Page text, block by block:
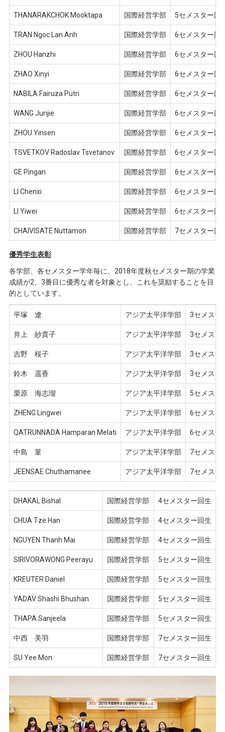
THANARAKCHOK Mooktapa 国際経営学部 5セメスター回
TRAN Ngoc Lan Anh 国際経営学部 6セメスター回
ZHOU Hanzhi 国際経営学部 6セメスター回
ZHAO Xinyi 国際経営学部 6セメスター回
NABILA Fairuza Putri 国際経営学部 6セメスター回
WANG Junjie 国際経営学部 6セメスター回
ZHOU Yinsen 国際経営学部 6セメスター回
TSVETKOV Radoslav Tsvetanov 国際経営学部 6セメスター回
GE Pingan 国際経営学部 6セメスター回
LI Chenxi 国際経営学部 6セメスター回
LI Yiwei 国際経営学部 6セメスター回
CHAIVISATE Nuttamon 国際経営学部 7セメスター回
優秀学生表彰
各学部、各セメスター学年毎に、2018年度秋セメスター期の学業
成績が2、3番目に優秀な者を対象とし、これを奨励することを目
的としています。
平塚 遼 アジア太平洋学部 3セメスタ
井上 紗貴子 アジア太平洋学部 3セメスタ
吉野 桜子 アジア太平洋学部 3セメスタ
鈴木 遥香 アジア太平洋学部 3セメスタ
栗原 海志瑠 アジア太平洋学部 5セメスタ
ZHENG Lingwei アジア太平洋学部 6セメスタ
QATRUNNADA Hamparan Melati アジア太平洋学部 6セメスタ
中島 菫 アジア太平洋学部 7セメスタ
JEENSAE Chuthamanee アジア太平洋学部 7セメスタ
DHAKAL Bishal 国際経営学部 4セメスター回生
CHUA Tze Han 国際経営学部 4セメスター回生
NGUYEN Thanh Mai 国際経営学部 4セメスター回生
SIRIVORAWONG Peerayu 国際経営学部 5セメスター回生
KREUTER Daniel 国際経営学部 5セメスター回生
YADAV Shashi Bhushan 国際経営学部 5セメスター回生
THAPA Sanjeela 国際経営学部 5セメスター回生
中西 美羽 国際経営学部 7セメスター回生
SU Yee Mon 国際経営学部 7セメスター回生